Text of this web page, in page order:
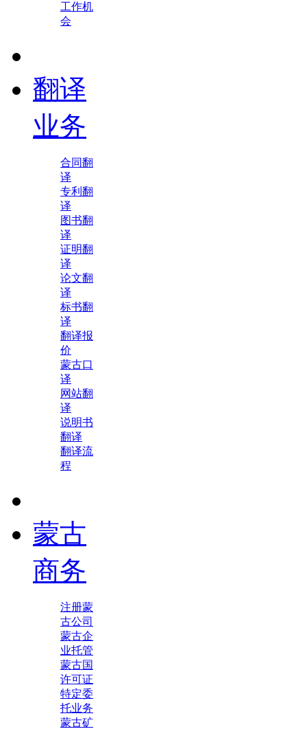
工作机
会
翻译
业务
合同翻
译
专利翻
译
图书翻
译
证明翻
译
论文翻
译
标书翻
译
翻译报
价
蒙古口
译
网站翻
译
说明书
翻译
翻译流
程
蒙古
商务
注册蒙
古公司
蒙古企
业托管
蒙古国
许可证
特定委
托业务
蒙古矿